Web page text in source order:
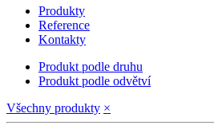
Produkty
Reference
Kontakty
Produkt podle druhu
Produkt podle odvětví
Všechny produkty ×